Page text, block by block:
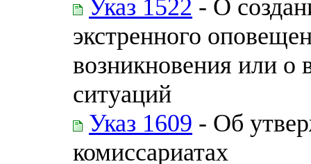
Указ 1522 - О
экстренного
возникновения или о
ситуаций
Указ 1609 - Об
комиссариатах